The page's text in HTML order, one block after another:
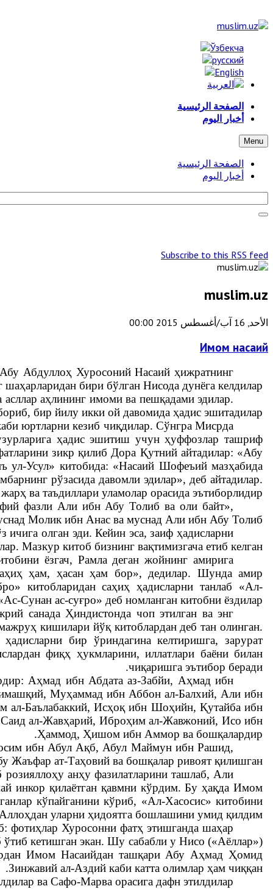
الصفحة الرئيسية
أخبار اليوم
Menu
الصفحة الرئيسية
أخبار اليوم
Subscribe to this RSS feed
muslim.uz
الأحد, 16 آب/أغسطس 2015 00:00
Имом насаий
Абдуллоҳ Хуросоний Насаий ҳижратнинг
бири бўлган Нисода дунёга келдилар.
аҳлининг имоми ва пешқадами эдилар.
бир йилу икки ой давомида ҳадис эшитадилар.
юртларни кезиб чиқдилар. Сўнгра Мисрда
ҳадис эшитиш учун ҳуффозлар ташриф
зикр қилиб Дора Қутний айтадилар: «Абу
ул-Усул» китобида: «Насаий Шофеъий мазҳабида
рўзасида давомли эдилар», деб айтадилар.
ва таъдиллари уламолар орасида эътиборлидир.
фазли Али ибн Абу Толиб ва оли байт»,
Молик ибн Анас ва муснад Али ибн Абу Толиб».
олган эди. Кейин эса, заиф ҳадисларни
Мазкур китоб бизнинг вақтимизгача етиб келган.
ёзгач, Рамла деган жойнинг амирига
ҳам, ҳасан ҳам бор», дедилар. Шунда амир
китобларидан саҳиҳ ҳадисларни танлаб «Ал-
Сунан ас-суғро» деб номланган китобни ёздилар.
санада Ҳиндистонда чоп этилган ва энг
кишилари йўқ китоблардан деб тан олинган.
бир ўриндагина келтиришга, зарурат
фиқҳ ҳукмларини, иллатлари баёни билан
чиқаришга эътибор беради.
Аҳмад ибн Абдата аз-Забйи, Аҳмад ибн
Муҳаммад ибн Аббон ал-Балхий, Али ибн
Баълабаккий, Исҳоқ ибн Шоҳийн, Қутайба ибн
ал-Жавҳарий, Иброҳим ал-Жавжоний, Исо ибн
Ҳаммод, Ҳишом ибн Аммор ва бошқалардир.
ибн Абул Ақб, Абул Маймун ибн Рашид,
Жаъфар ат-Таҳовий ва бошқалар ривоят қилишган.
анҳу фазилатларини ташлаб, Али
инкор қилаётган қавмни кўрдим. Бу ҳақда Имом
кўпайганини кўриб, «Ал-Хасосис» китобини
уларни ҳидоятга бошлашини умид қилдим».
фотиҳлар Хуросонни фатҳ этишганда шаҳар
кетишган экан. Шу сабабли у Нисо («Аёллар»)
Имом Насаийдан ташқари Абу Аҳмад Ҳомид
Зинжавий ал-Аздий каби катта олимлар ҳам чиққан.
ва Сафо-Марва орасига дафн этилдилар.